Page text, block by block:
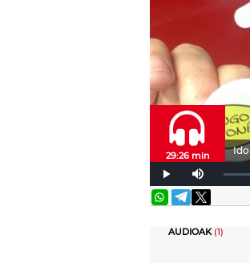
29:26 min
AUDIOAK(1)